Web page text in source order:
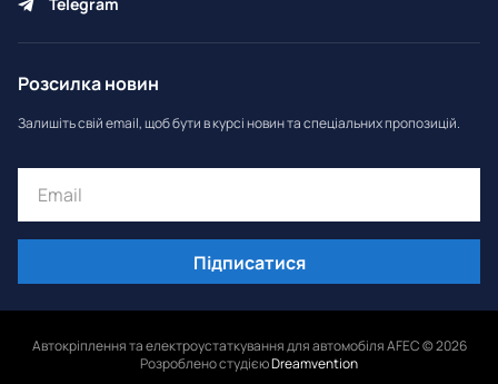
Розсилка новин
Залишіть свій email, щоб бути в курсі новин та спеціальних пропозицій.
Підписатися
Автокріплення та електроустаткування для автомобіля AFEC © 2026
Розроблено студієюDreamvention